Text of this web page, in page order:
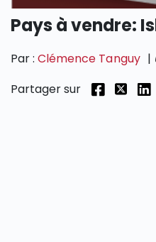
Pays à vendre:
Par :Clémence Tanguy |
Partager sur